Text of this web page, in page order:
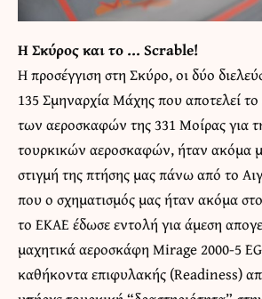
Η Σκύρος και το … Scrable!
Η προσέγγιση στη Σκύρο, οι δύο
135 Σμηναρχία Μάχης που αποτελεί
των αεροσκαφών της 331 Μοίρας για
τουρκικών αεροσκαφών, ήταν ακόμα
στιγμή της πτήσης μας πάνω από το
που ο σχηματισμός μας ήταν ακόμα
το ΕΚΑΕ έδωσε εντολή για άμεση
μαχητικά αεροσκάφη Mirage 2000-5
καθήκοντα επιφυλακής (Readiness)